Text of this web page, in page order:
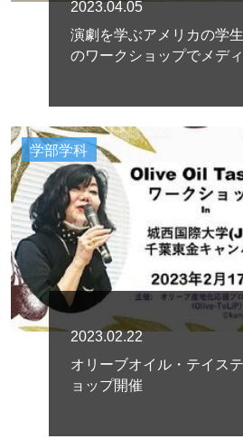
2023.04.05
演劇を学ぶアメリカの学
のワークショップでメデ
学部学科
2023.02.22
オリーブオイル・テイス
ョップ開催